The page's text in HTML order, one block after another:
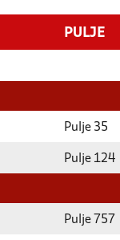
PULJE
Pulje 35
Pulje 124
Pulje 757